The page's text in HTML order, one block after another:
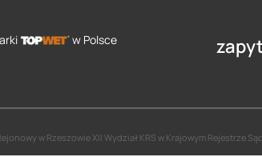
w Polsce
w Rzeszowie XII Wydział KRS w Krajowym Rejestrze